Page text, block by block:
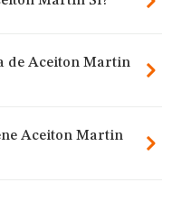
de Aceiton Martin
Aceiton Martin